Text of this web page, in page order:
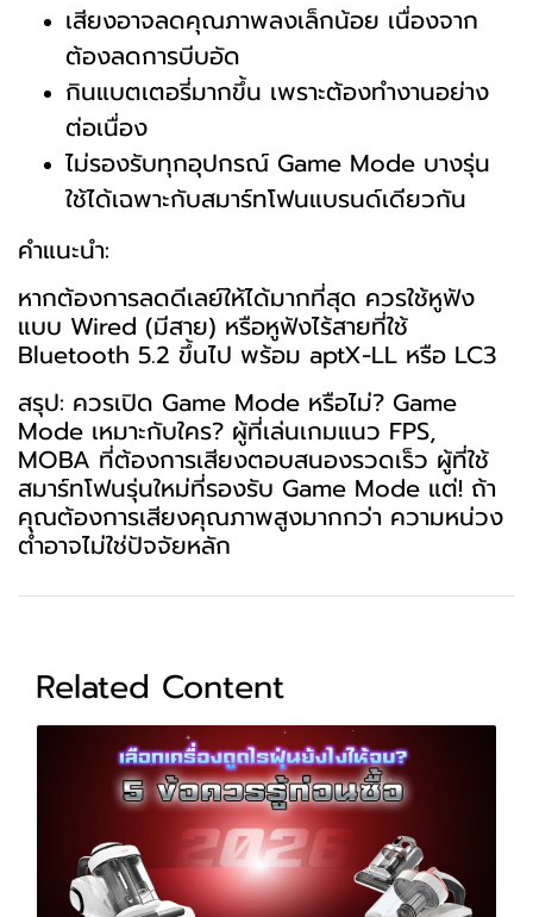
เสียงอาจลดคุณภาพลงเล็กน้อย เนื่องจาก
ต้องลดการบีบอัด
กินแบตเตอรี่มากขึ้น เพราะต้องทำงานอย่าง
ต่อเนื่อง
ไม่รองรับทุกอุปกรณ์ Game Mode บางรุ่น
ใช้ได้เฉพาะกับสมาร์ทโฟนแบรนด์เดียวกัน
คำแนะนำ:
หากต้องการลดดีเลย์ให้ได้มากที่สุด ควรใช้หูฟัง
แบบ Wired (มีสาย) หรือหูฟังไร้สายที่ใช้
Bluetooth 5.2 ขึ้นไป พร้อม aptX-LL หรือ LC3
สรุป: ควรเปิด Game Mode หรือไม่? Game
Mode เหมาะกับใคร? ผู้ที่เล่นเกมแนว FPS,
MOBA ที่ต้องการเสียงตอบสนองรวดเร็ว ผู้ที่ใช้
สมาร์ทโฟนรุ่นใหม่ที่รองรับ Game Mode แต่! ถ้า
คุณต้องการเสียงคุณภาพสูงมากกว่า ความหน่วง
ต่ำอาจไม่ใช่ปัจจัยหลัก
Related Content